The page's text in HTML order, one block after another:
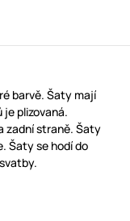
barvě. Šaty mají
plizovaná.
zadní straně. Šaty
Šaty se hodí do